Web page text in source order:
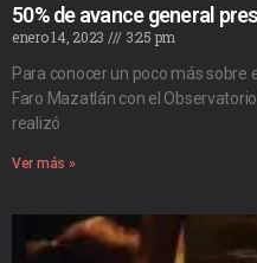
50% de avance general
enero 14, 2023
3:25 pm
Para conocer un poco más sobre
Faro Mazatlán con el
realizó
Ver más »